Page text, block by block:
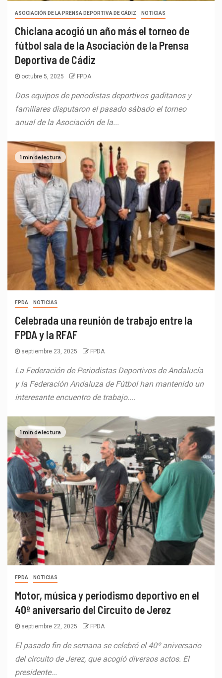
ASOCIACIÓN DE LA PRENSA DEPORTIVA DE CÁDIZ NOTICIAS
Chiclana acogió un año más el torneo de
fútbol sala de la Asociación de la Prensa
Deportiva de Cádiz
octubre 5, 2025 FPDA
Dos equipos de periodistas deportivos gaditanos y
familiares disputaron el pasado sábado el torneo
anual de la Asociación de la...
1 min de lectura
FPDA NOTICIAS
Celebrada una reunión de trabajo entre la
FPDA y la RFAF
septiembre 23, 2025 FPDA
La Federación de Periodistas Deportivos de Andalucía
y la Federación Andaluza de Fútbol han mantenido un
interesante encuentro de trabajo....
1 min de lectura
FPDA NOTICIAS
Motor, música y periodismo deportivo en el
40º aniversario del Circuito de Jerez
septiembre 22, 2025 FPDA
El pasado fin de semana se celebró el 40º aniversario
del circuito de Jerez, que acogió diversos actos. El
presidente...